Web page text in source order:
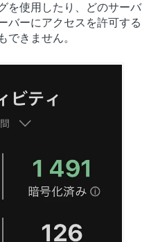
を使用したり、どのサーバ
バーにアクセスを許可する
できません。